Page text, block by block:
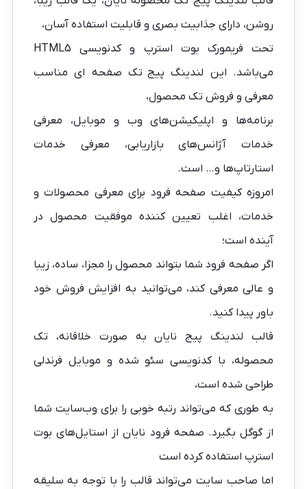
روشن، دارای جذابیت بصری و قابلیت استفاده آسان،
تحت فریمورک بوت استرپ و کدنویسی HTML5
می‌باشد. این لندینگ پیج تک صفحه ای مناسب
معرفی و فروش تک محصول،
برنامه‌ها و اپلیکیشن‌های وب و موبایل، معرفی
خدمات آژانس‌های بازاریابی، معرفی خدمات
استارتاپ‌ها و… است.
امروزه کیفیت صفحه فرود برای معرفی محصولات و
خدمات، اغلب تعیین کننده موفقیت محصول در
آینده است؛
اگر صفحه فرود شما بتواند محصول را مجزا، ساده، زیبا
و عالی معرفی کند، می‌توانید به افزایش فروش خود
باور پیدا کنید.
قالب لندینگ پیج نایان به صورت خلاقانه، تک
محصوله، با کدنویسی سئو شده و موبایل فرندلی
طراحی شده است،
به طوری‌ که می‌تواند رتبه خوبی را برای وب‌سایت شما
از گوگل بگیرد. صفحه فرود نایان از استایل‌های بوت
استرپ استفاده کرده است
اما صاحب سایت می‌تواند قالب را با توجه به سلیقه